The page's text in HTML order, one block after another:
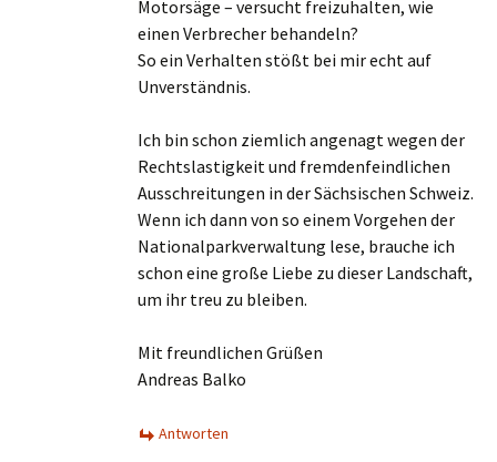
Motorsäge – versucht freizuhalten, wie
einen Verbrecher behandeln?
So ein Verhalten stößt bei mir echt auf
Unverständnis.
Ich bin schon ziemlich angenagt wegen der
Rechtslastigkeit und fremdenfeindlichen
Ausschreitungen in der Sächsischen Schweiz.
Wenn ich dann von so einem Vorgehen der
Nationalparkverwaltung lese, brauche ich
schon eine große Liebe zu dieser Landschaft,
um ihr treu zu bleiben.
Mit freundlichen Grüßen
Andreas Balko
Antworten